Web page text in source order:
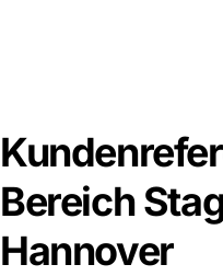
Bereich
Hannover